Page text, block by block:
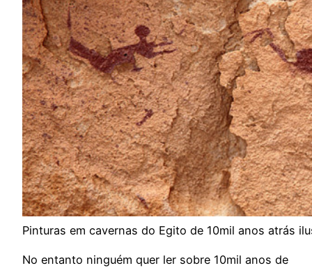
Pinturas em cavernas do Egito de 10mil anos atrás
No entanto ninguém quer ler sobre 10mil anos de